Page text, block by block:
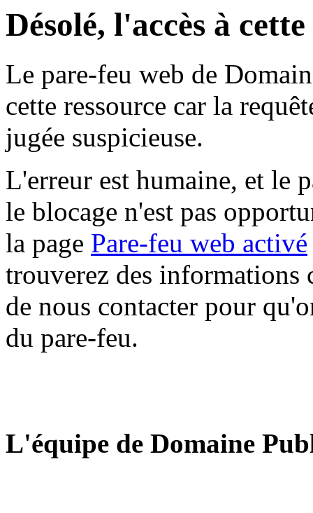
Désolé, l'accès à
Le pare-feu web de
cette ressource car la
jugée suspicieuse.
L'erreur est humaine, et le
le blocage n'est pas
la page Pare-feu web activé
trouverez des informations
de nous contacter pour
du pare-feu.
L'équipe de Domaine